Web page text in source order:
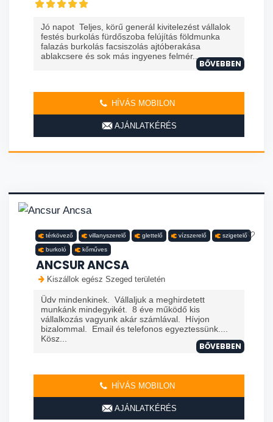
Jó napot Teljes, körű generál kivitelezést vállalok
festés burkolás fürdőszoba felújítás földmunka
falazás burkolás facsiszolás ajtóberakása
ablakcsere és sok más ingyenes felmér...
BŐVEBBEN
HÍVÁS MOBILON
AJÁNLATKÉRÉS
térkövező villanyszerelő glettelő vízszerelő szigetelő
burkoló kőműves
ANCSUR ANCSA
Kiszállok egész Szeged területén
Üdv mindenkinek. Vállaljuk a meghirdetett
munkánk mindegyikét. 8 éve működő kis
vállalkozás vagyunk akár számlával. Hívjon
bizalommal. Email és telefonos egyeztessünk....
Kösz...
BŐVEBBEN
HÍVÁS MOBILON
AJÁNLATKÉRÉS